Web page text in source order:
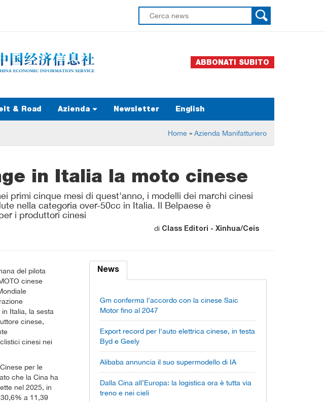
ABBONATI SUBITO
& Road Azienda Newsletter English
Home » Azienda Manifatturiero
in Italia la moto cinese
primi cinque mesi di quest'anno, i modelli dei marchi cinesi
nella categoria over-50cc in Italia. Il Belpaese è
i produttori cinesi
di Class Editori - Xinhua/Ceis
del pilota
cinese
Italia, la sesta
cinese,
cinesi nei
per le
che la Cina ha
nel 2025, in
a 11,39
News
Gm conferma l'accordo con la cinese Saic
Motor fino al 2047
Export record per l'auto elettrica cinese, in testa
Byd e Geely
Alibaba annuncia il suo supermodello di IA
Dalla Cina all’Europa: la logistica ora è tutta via
treno e nei cieli